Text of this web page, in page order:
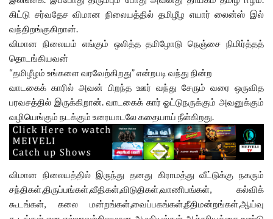
கிட்டு சர்வதேச விமான நிலையத்தில் தமிழீழ எயார் லைன்ஸ் இல்
வந்திறங்குகிறான்.
விமான நிலையம் எங்கும் ஒலித்த தமிழோடு நெஞ்சை நிமிர்த்தத்
தொடங்கியவன்
“தமிழீழம் உங்களை வரவேற்கிறது” என்றபடி வந்து நின்ற
வாடகைக் காரில் அவன் பிறந்த ஊர் வந்து சேரும் வரை ஒருவித
பரவசத்தில் இருக்கிறான். வாடகைக் கார் ஓட்டுநருக்கும் அவனுக்கும்
வழியெங்கும் நடக்கும் உரையாடலே கதையாய் நீள்கிறது.
விமான நிலையத்தில் இருந்து தனது கிராமத்து வீட்டுக்கு நகரும்
சந்திகள்,திருப்பங்கள்,வீதிகள்,விடுதிகள்,வாணிபங்கள், கல்விக்
கூடங்கள், கலை மன்றங்கள்,வைப்பகங்கள்,நீதிமன்றங்கள்,ஆய்வு